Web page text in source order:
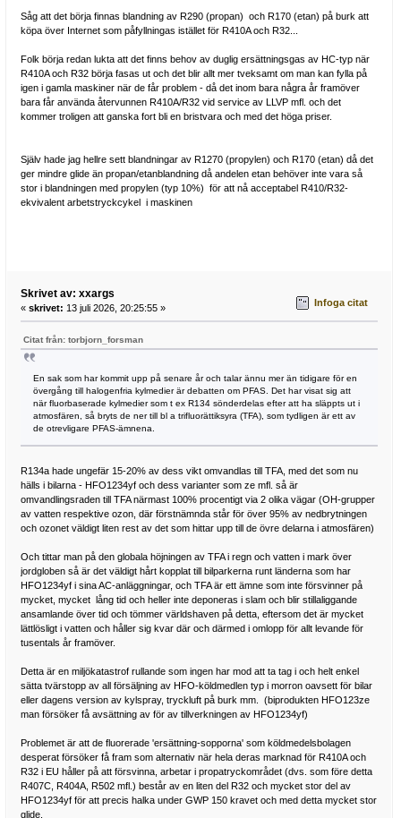
Såg att det börja finnas blandning av R290 (propan) och R170 (etan) på burk att
köpa över Internet som påfyllningas istället för R410A och R32...
Folk börja redan lukta att det finns behov av duglig ersättningsgas av HC-typ när
R410A och R32 börja fasas ut och det blir allt mer tveksamt om man kan fylla på
igen i gamla maskiner när de får problem - då det inom bara några år framöver
bara får använda återvunnen R410A/R32 vid service av LLVP mfl. och det
kommer troligen att ganska fort bli en bristvara och med det höga priser.
Själv hade jag hellre sett blandningar av R1270 (propylen) och R170 (etan) då det
ger mindre glide än propan/etanblandning då andelen etan behöver inte vara så
stor i blandningen med propylen (typ 10%) för att nå acceptabel R410/R32-
ekvivalent arbetstryckcykel i maskinen
Skrivet av: xxargs
« skrivet: 13 juli 2026, 20:25:55 » Infoga citat
Citat från: torbjorn_forsman
En sak som har kommit upp på senare år och talar ännu mer än tidigare för en
övergång till halogenfria kylmedier är debatten om PFAS. Det har visat sig att
när fluorbaserade kylmedier som t ex R134 sönderdelas efter att ha släppts ut i
atmosfären, så bryts de ner till bl a trifluorättiksyra (TFA), som tydligen är ett av
de otrevligare PFAS-ämnena.
R134a hade ungefär 15-20% av dess vikt omvandlas till TFA, med det som nu
hälls i bilarna - HFO1234yf och dess varianter som ze mfl. så är
omvandlingsraden till TFA närmast 100% procentigt via 2 olika vägar (OH-grupper
av vatten respektive ozon, där förstnämnda står för över 95% av nedbrytningen
och ozonet väldigt liten rest av det som hittar upp till de övre delarna i atmosfären)
Och tittar man på den globala höjningen av TFA i regn och vatten i mark över
jordgloben så är det väldigt hårt kopplat till bilparkerna runt länderna som har
HFO1234yf i sina AC-anläggningar, och TFA är ett ämne som inte försvinner på
mycket, mycket lång tid och heller inte deponeras i slam och blir stillaliggande
ansamlande över tid och tömmer världshaven på detta, eftersom det är mycket
lättlösligt i vatten och håller sig kvar där och därmed i omlopp för allt levande för
tusentals år framöver.
Detta är en miljökatastrof rullande som ingen har mod att ta tag i och helt enkel
sätta tvärstopp av all försäljning av HFO-köldmedlen typ i morron oavsett för bilar
eller dagens version av kylspray, tryckluft på burk mm. (biprodukten HFO123ze
man försöker få avsättning av för av tillverkningen av HFO1234yf)
Problemet är att de fluorerade 'ersättning-sopporna' som köldmedelsbolagen
desperat försöker få fram som alternativ när hela deras marknad för R410A och
R32 i EU håller på att försvinna, arbetar i propatryckområdet (dvs. som före detta
R407C, R404A, R502 mfl.) består av en liten del R32 och mycket stor del av
HFO1234yf för att precis halka under GWP 150 kravet och med detta mycket stor
glide.